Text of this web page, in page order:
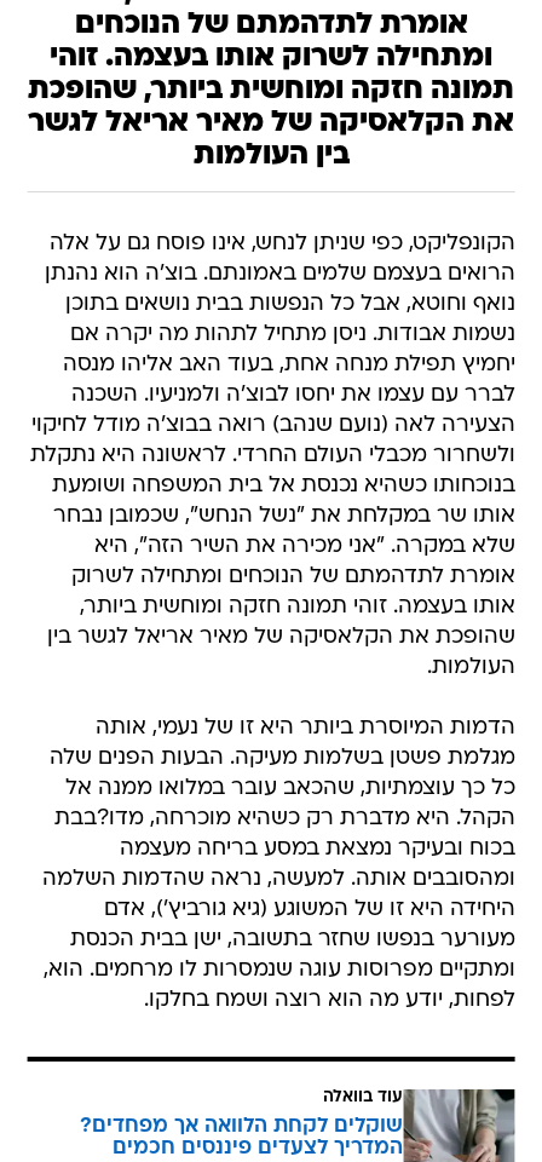
אומרת לתדהמתם של הנוכחים
ומתחילה לשרוק אותו בעצמה. זוהי
תמונה חזקה ומוחשית ביותר, שהופכת
את הקלאסיקה של מאיר אריאל לגשר
בין העולמות
הקונפליקט, כפי שניתן לנחש, אינו פוסח גם על אלה
הרואים בעצמם שלמים באמונתם. בוצ'ה הוא נהנתן
נואף וחוטא, אבל כל הנפשות בבית נושאים בתוכן
נשמות אבודות. ניסן מתחיל לתהות מה יקרה אם
יחמיץ תפילת מנחה אחת, בעוד האב אליהו מנסה
לברר עם עצמו את יחסו לבוצ'ה ולמניעיו. השכנה
הצעירה לאה (נועם שנהב) רואה בבוצ'ה מודל לחיקוי
ולשחרור מכבלי העולם החרדי. לראשונה היא נתקלת
בנוכחותו כשהיא נכנסת אל בית המשפחה ושומעת
אותו שר במקלחת את "נשל הנחש", שכמובן נבחר
שלא במקרה. "אני מכירה את השיר הזה", היא
אומרת לתדהמתם של הנוכחים ומתחילה לשרוק
אותו בעצמה. זוהי תמונה חזקה ומוחשית ביותר,
שהופכת את הקלאסיקה של מאיר אריאל לגשר בין
העולמות.
הדמות המיוסרת ביותר היא זו של נעמי, אותה
מגלמת פשטן בשלמות מעיקה. הבעות הפנים שלה
כל כך עוצמתיות, שהכאב עובר במלואו ממנה אל
הקהל. היא מדברת רק כשהיא מוכרחה, מדו?בבת
בכוח ובעיקר נמצאת במסע בריחה מעצמה
ומהסובבים אותה. למעשה, נראה שהדמות השלמה
היחידה היא זו של המשוגע (גיא גורביץ'), אדם
מעורער בנפשו שחזר בתשובה, ישן בבית הכנסת
ומתקיים מפרוסות עוגה שנמסרות לו מרחמים. הוא,
לפחות, יודע מה הוא רוצה ושמח בחלקו.
עוד בוואלה
שוקלים לקחת הלוואה אך מפחדים?
המדריך לצעדים פיננסים חכמים